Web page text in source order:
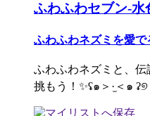
ふわふわセブン-
ふわふわネズミを愛で
ふわふわネズミと、
挑もう！✨ʢ๑＞·̫＜๑ ʡ୭